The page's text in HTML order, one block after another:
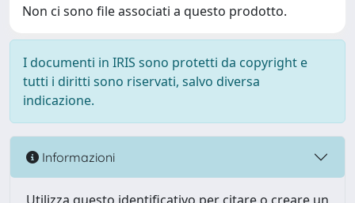
Non ci sono file associati a questo prodotto.
I documenti in IRIS sono protetti da copyright e
tutti i diritti sono riservati, salvo diversa
indicazione.
Informazioni